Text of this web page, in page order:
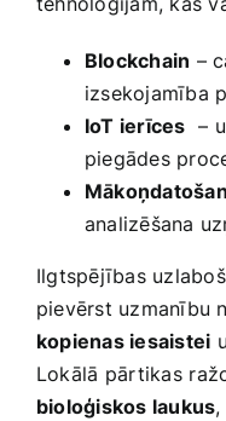
Blockchain ​–​
izsekojamība
IoT ierīces
–
piegādes
analizēšana
Ilgtspējības
pievērst uzmanību
kopienas iesaistei
Lokālā⁣ pārtikas
bioloģiskos laukus